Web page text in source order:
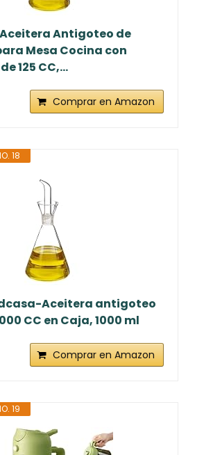
Aceitera Antigoteo de
Mesa Cocina con
125 CC,...
Comprar en Amazon
18
dcasa-Aceitera antigoteo
CC en Caja, 1000 ml
Comprar en Amazon
19